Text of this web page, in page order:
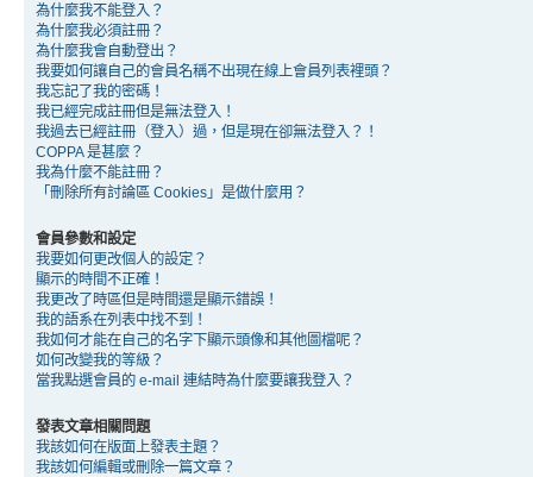
為什麼我不能登入？
為什麼我必須註冊？
為什麼我會自動登出？
我要如何讓自己的會員名稱不出現在線上會員列表裡頭？
我忘記了我的密碼！
我已經完成註冊但是無法登入！
我過去已經註冊（登入）過，但是現在卻無法登入？！
COPPA 是甚麼？
我為什麼不能註冊？
「刪除所有討論區 Cookies」是做什麼用？
會員參數和設定
我要如何更改個人的設定？
顯示的時間不正確！
我更改了時區但是時間還是顯示錯誤！
我的語系在列表中找不到！
我如何才能在自己的名字下顯示頭像和其他圖檔呢？
如何改變我的等級？
當我點選會員的 e-mail 連結時為什麼要讓我登入？
發表文章相關問題
我該如何在版面上發表主題？
我該如何編輯或刪除一篇文章？